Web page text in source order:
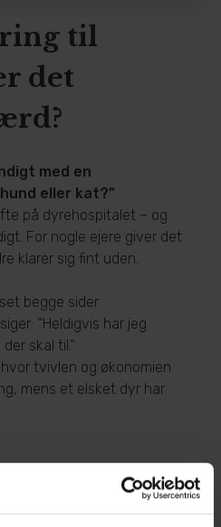
til
det
med en
eller kat?”
på dyrehospitalet – og
For nogle ejere giver det
klarer sig fint uden.
begge sider.
“Heldigvis har jeg
skal til.”
tvivlen og økonomien
mens et elsket dyr har